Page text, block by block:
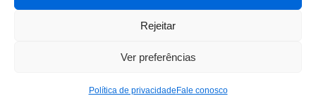
Rejeitar
Ver preferências
Política de privacidade Fale conosco
TODOS OS DIREITOS RESERVADOS